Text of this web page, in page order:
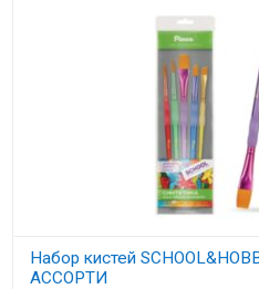
Набор кистей
АССОРТИ